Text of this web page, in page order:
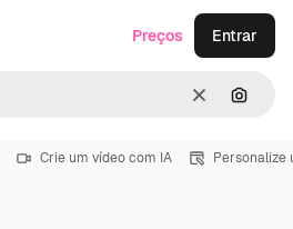
Limpar
Preços Entrar
Crie um vídeo com IA Personalize